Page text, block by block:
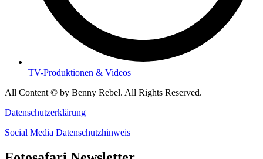
TV-Produktionen & Videos
All Content © by Benny Rebel. All Rights Reserved.
Datenschutzerklärung
Social Media Datenschutzhinweis